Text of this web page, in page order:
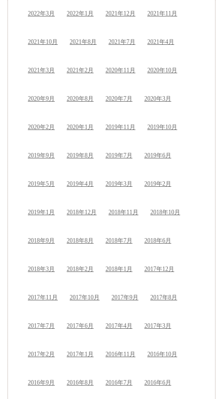
2022年3月 2022年1月 2021年12月 2021年11月
2021年10月 2021年8月 2021年7月 2021年4月
2021年3月 2021年2月 2020年11月 2020年10月
2020年9月 2020年8月 2020年7月 2020年3月
2020年2月 2020年1月 2019年11月 2019年10月
2019年9月 2019年8月 2019年7月 2019年6月
2019年5月 2019年4月 2019年3月 2019年2月
2019年1月 2018年12月 2018年11月 2018年10月
2018年9月 2018年8月 2018年7月 2018年6月
2018年3月 2018年2月 2018年1月 2017年12月
2017年11月 2017年10月 2017年9月 2017年8月
2017年7月 2017年6月 2017年4月 2017年3月
2017年2月 2017年1月 2016年11月 2016年10月
2016年9月 2016年8月 2016年7月 2016年6月